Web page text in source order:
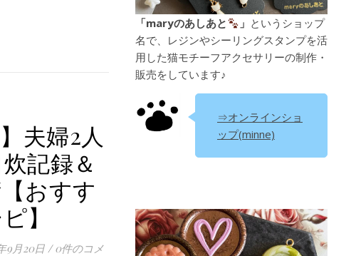
夫婦2人
記録＆
おすす
】
9月20日 / 0件のコメ
「maryのあしあと 」 というショップ
名で、レジンやシーリングスタンプを活
用した猫モチーフアクセサリーの制作・
販売をしています♪
⇒オンラインショ
ップ(minne)